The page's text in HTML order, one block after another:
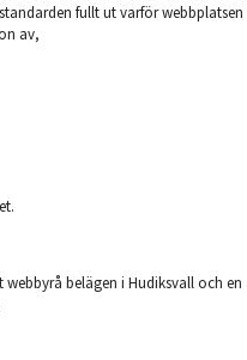
fullt ut varför
av,
belägen i Hudiksvall och